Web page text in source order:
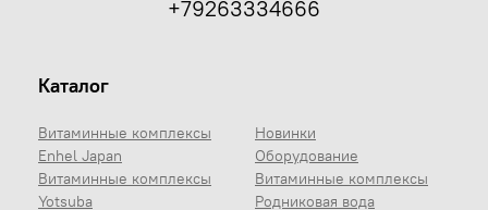
Каталог
Витаминные комплексы
Enhel Japan
Витаминные комплексы
Yotsuba
Новинки
Оборудование
Витаминные комплексы
Родниковая вода
+79263334666